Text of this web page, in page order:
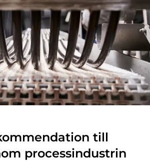
till
processindustrin